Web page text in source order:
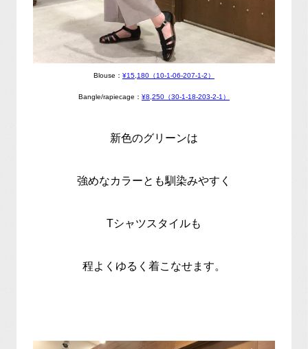
Blouse： ¥15,180（10-1-06-207-1-2）
Bangle/rapiecage： ¥8,250（30-1-18-203-2-1）
新色のグリーンは
強めなカラーとも馴染みやすく
Tシャツスタイルも
程よくゆるく着こなせます。